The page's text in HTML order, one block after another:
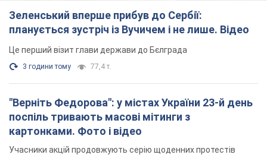
Зеленський вперше прибув до Сербії:
планується зустріч із Вучичем і не лише. Відео
Це перший візит глави держави до Бєлграда
3 години тому 77,4 т.
"Верніть Федорова": у містах України 23-й день
поспіль тривають масові мітинги з
картонками. Фото і відео
Учасники акцій продовжують серію щоденних протестів